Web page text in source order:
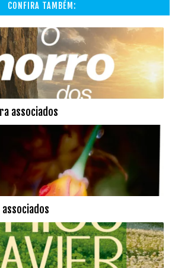
CONFIRA TAMBÉM:
associados